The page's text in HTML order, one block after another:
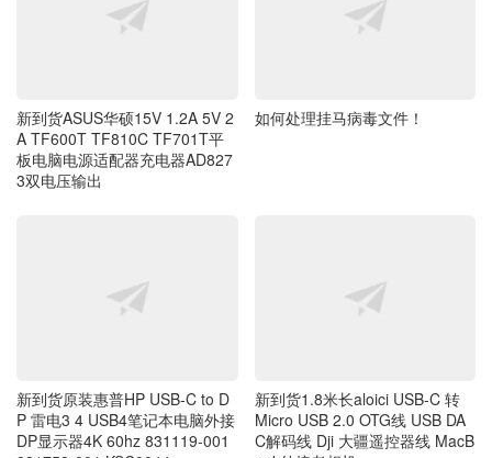
3双电压输出
831753-001 KSC0044
ook外接老相机
最新评论